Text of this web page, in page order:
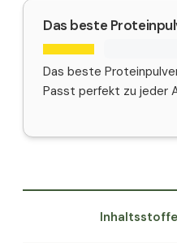
Das beste
Das beste
Passt perfekt zu jeder
Inhaltsstoffe